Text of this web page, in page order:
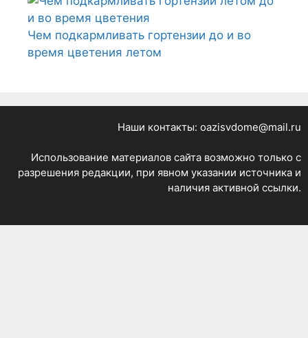
Чем подкармливать гортензии до и во
время цветения летом
Наши контакты: oazisvdome@mail.ru
Использование материалов сайта возможно только с
разрешения редакции, при явном указании источника и
наличия активной ссылки.